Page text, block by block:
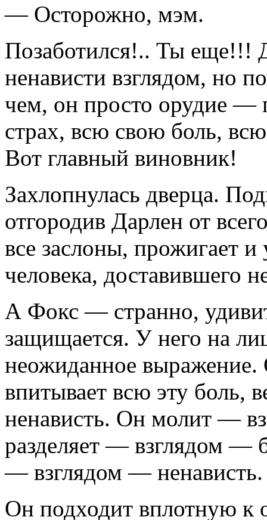
— Осторожно, мэм.
Позаботился!.. Ты еще!!!
ненависти взглядом, но
чем, он просто орудие —
страх, всю свою боль,
Вот главный виновник!
Захлопнулась дверца.
отгородив Дарлен от
все заслоны, про­жигает
челове­ка, доставившего
А Фокс — странно,
защищается. У него на
неожиданное выраже­ние.
впитывает всю эту боль,
ненависть. Он молит —
разде­ляет — взглядом —
— взглядом —
Он подходит вплотную к